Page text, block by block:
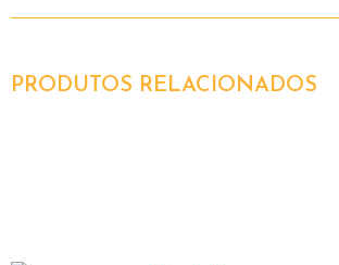
PRODUTOS RELACIONADOS